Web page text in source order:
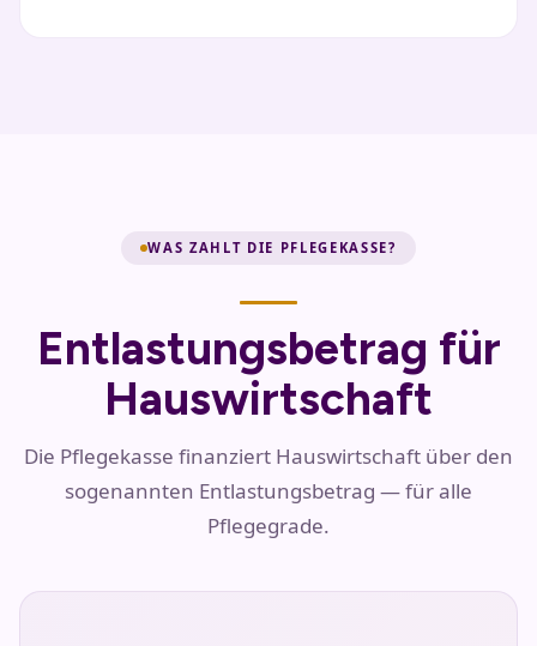
WAS ZAHLT DIE PFLEGEKASSE?
Entlastungsbetrag für
Hauswirtschaft
Die Pflegekasse finanziert Hauswirtschaft über den
sogenannten Entlastungsbetrag — für alle
Pflegegrade.